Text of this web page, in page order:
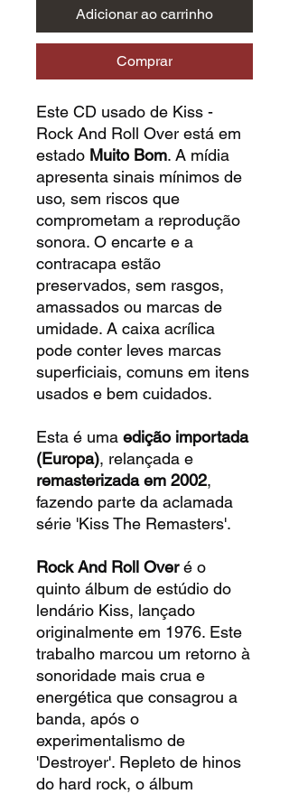
Adicionar ao carrinho
Comprar
Este CD usado de Kiss -
Rock And Roll Over está em
estado Muito Bom. A mídia
apresenta sinais mínimos de
uso, sem riscos que
comprometam a reprodução
sonora. O encarte e a
contracapa estão
preservados, sem rasgos,
amassados ou marcas de
umidade. A caixa acrílica
pode conter leves marcas
superficiais, comuns em itens
usados e bem cuidados.
Esta é uma edição importada
(Europa), relançada e
remasterizada em 2002,
fazendo parte da aclamada
série 'Kiss The Remasters'.
Rock And Roll Overé o
quinto álbum de estúdio do
lendário Kiss, lançado
originalmente em 1976. Este
trabalho marcou um retorno à
sonoridade mais crua e
energética que consagrou a
banda, após o
experimentalismo de
'Destroyer'. Repleto de hinos
do hard rock, o álbum